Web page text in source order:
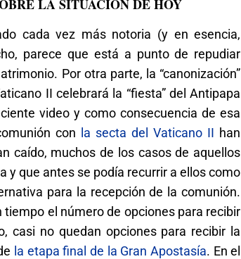
LA SITUACIÓN DE HOY
cada vez más notoria (y en esencia,
parece que está a punto de repudiar
Por otra parte, la “canonización”
II celebrará la “fiesta” del Antipapa
video y como consecuencia de esa
con la secta del Vaticano II han
caído, muchos de los casos de aquellos
y que antes se podía recurrir a ellos como
para la recepción de la comunión.
el número de opciones para recibir
casi no quedan opciones para recibir la
la etapa final de la Gran Apostasía. En el